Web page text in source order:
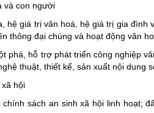
và con người
hệ giá trị văn hoá, hệ giá trị gia
thông đại chúng và hoạt động văn
phá, hỗ trợ phát triển công nghiệp
thuật, thiết kế, sản xuất nội dung
hội
sách an sinh xã hội linh hoạt;